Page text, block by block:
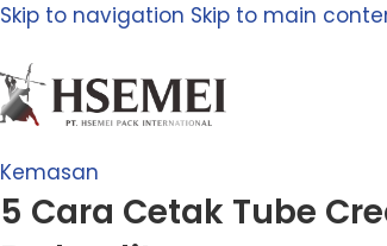
Skip to navigation Skip to main
Kemasan
5 Cara Cetak Tube